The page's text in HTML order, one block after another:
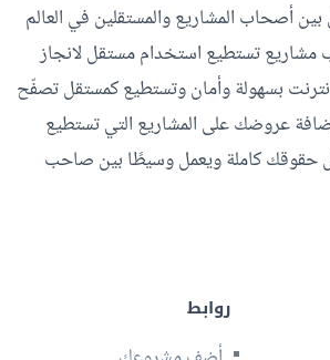
أصحاب المشاريع والمستقلين في العالم
تستطيع استخدام مستقل لانجاز
بسهولة وأمان وتستطيع كمستقل تصفّح
عروضك على المشاريع التي تستطيع
حقوقك كاملة ويعمل وسيطًا بين صاحب
روابط